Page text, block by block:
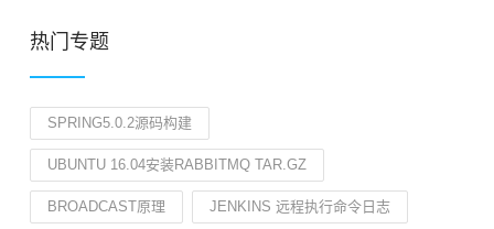
热门专题
SPRING5.0.2源码构建
UBUNTU 16.04安装RABBITMQ TAR.GZ
BROADCAST原理 JENKINS 远程执行命令日志